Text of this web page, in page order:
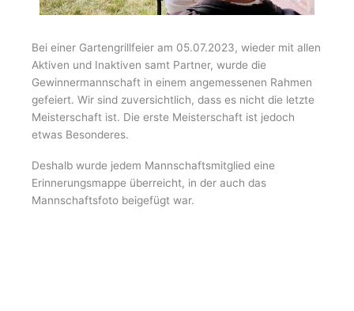
Bei einer Gartengrillfeier am 05.07.2023, wieder mit allen
Aktiven und Inaktiven samt Partner, wurde die
Gewinnermannschaft in einem angemessenen Rahmen
gefeiert. Wir sind zuversichtlich, dass es nicht die letzte
Meisterschaft ist. Die erste Meisterschaft ist jedoch
etwas Besonderes.
Deshalb wurde jedem Mannschaftsmitglied eine
Erinnerungsmappe überreicht, in der auch das
Mannschaftsfoto beigefügt war.